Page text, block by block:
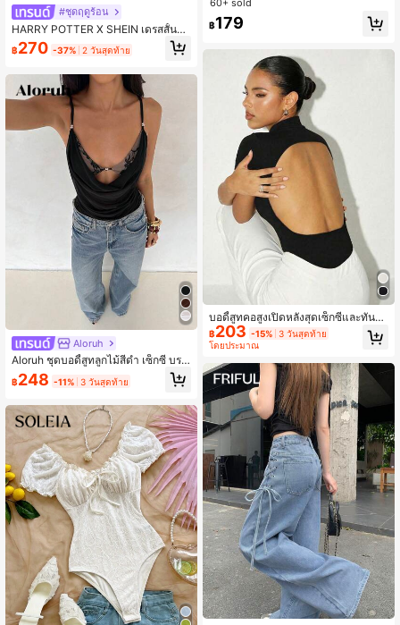
#ชุดฤดูร้อน
HARRY POTTER X SHEIN เดรสสั้นลำ
ลองสำหรับผู้หญิง ลายทาง 2 In 1 แบบแ
พตช์เวิร์ก สำหรับใส่ประจำวัน
฿270 -37% 2 วันสุดท้าย
Aloruh
Aloruh ชุดบอดี้สูทลูกไม้สีดำ เซ็กซี่ บรา
คัพ ผ้าตาข่ายต่อผ้า
฿248 -11% 3 วันสุดท้าย
สำหรับผู้หญิง ชุดบอดี้สูทลายทางสีแดง
เสื้อกล้ามบอดี้สูท ชุดบอดี้สูทผู้หญิง ชุดบ
อดี้สูทวินเทจสีเบอร์กันดีลายทาง สายเดี่
สกินนี่ เสื้อสายเดี่ยว
฿179
บอดี้สูทคอสูงเปิดหลังสุดเซ็กซี่และทันส
มัย, ดีไซน์ใหม่สำหรับฤดูใบไม้ผลิ/ฤดูร้อ
น เน้นส่วนโค้งเว้า สีดำ
฿203 -15% 3 วันสุดท้าย
โดยประมาณ